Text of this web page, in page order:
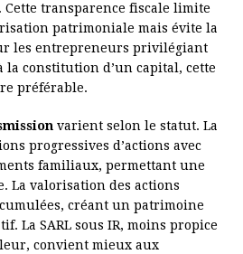
Cette transparence fiscale limite
patrimoniale mais évite la
les entrepreneurs privilégiant
constitution d’un capital, cette
préférable.
varient selon le statut. La
progressives d’actions avec
familiaux, permettant une
La valorisation des actions
créant un patrimoine
La SARL sous IR, moins propice
convient mieux aux